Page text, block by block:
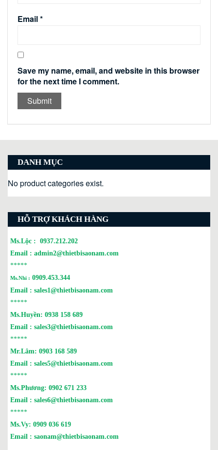
Email*
Save my name, email, and website in this browser
for the next time I comment.
DANH MỤC
No product categories exist.
HỖ TRỢ KHÁCH HÀNG
Ms.Lộc : 0937.212.202
Email : admin2@thietbisaonam.com
*****
Ms.Nhi : 0909.453.344
Email : sales1@thietbisaonam.com
*****
Ms.Huyền: 0938 158 689
Email : sales3@thietbisaonam.com
*****
Mr.Lâm: 0903 168 589
Email : sales5@thietbisaonam.com
*****
Ms.Phương: 0902 671 233
Email : sales6@thietbisaonam.com
*****
Ms.Vy: 0909 036 619
Email : saonam@thietbisaonam.com